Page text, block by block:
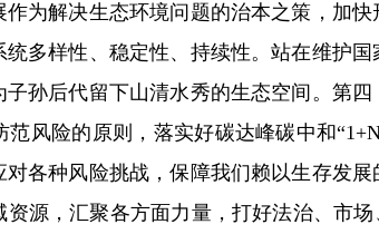
为解决生态环境问题的治本之策，加
多样性、稳定性、持续性。站在维护
孙后代留下山清水秀的生态空间。第
风险的原则，落实好碳达峰碳中和
各种风险挑战，保障我们赖以生存发展
源，汇聚各方面力量，打好法治、市